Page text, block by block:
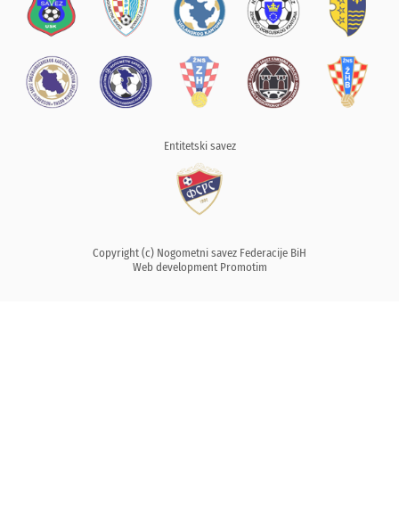
Entitetski savez
Copyright (c) Nogometni savez Federacije BiH
Web development Promotim